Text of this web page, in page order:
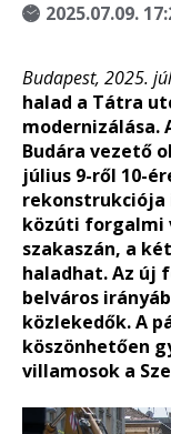
2025.07.09.
Budapest, 2025.
halad a Tátra
modernizálása.
Budára vezető
július 9-ről 10-
rekonstrukciója
közúti forgalmi
szakaszán, a
haladhat. Az új
belváros
közlekedők. A
köszönhetően
villamosok a